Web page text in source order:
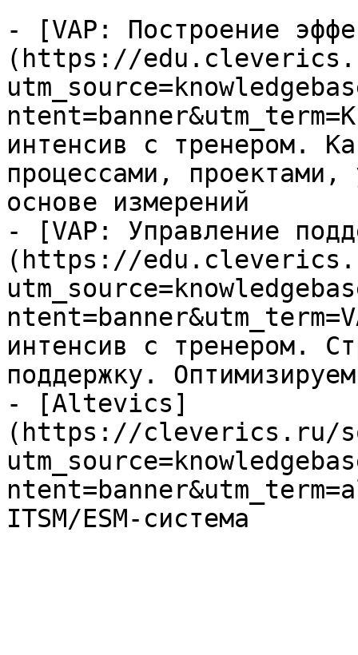
- [VAP: Построение
(https://
интенсив с тренером.
процессами, проектами,
основе измерений
- [VAP: Управление
(https://
интенсив с тренером.
поддержку.
- [Altevics]
(https://cleverics.ru/
ITSM/ESM-система